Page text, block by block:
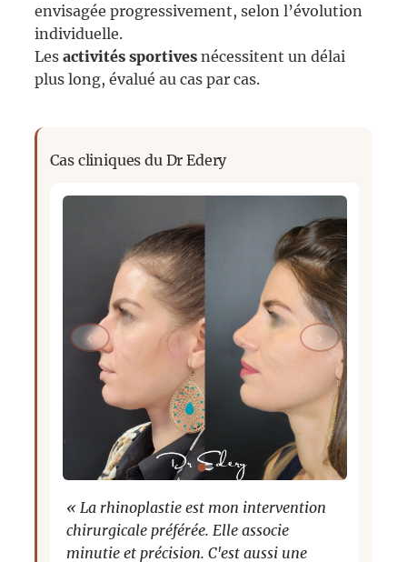
envisagée progressivement, selon l’évolution
individuelle.
Les activités sportivesnécessitent un délai
plus long, évalué au cas par cas.
Cas cliniques du Dr Edery
‹ ›
« La rhinoplastie est mon intervention
chirurgicale préférée. Elle associe
minutie et précision. C'est aussi une